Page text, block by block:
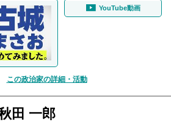
YouTube動画
この政治家の詳細・活動
田 一郎